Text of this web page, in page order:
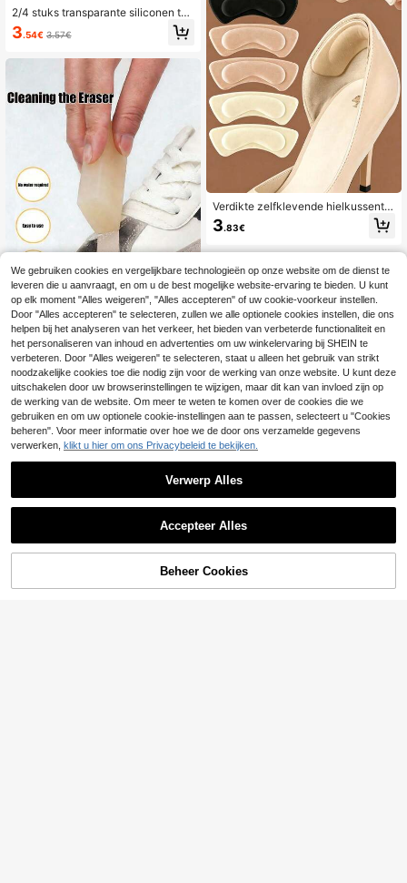
2/4 stuks transparante siliconen tee
nbeschermers, comfortabele pasvor
m, beschermen de tenen
3.54€ 3.57€
1 stuk rubberen gum, geschikt voor
het reinigen van suède schoenen, d
raagbare suède schoenreiniger, wat
erloze formule, geschikt voor het rei
nigen van fluweel, leer, sneakers en
witte schoenen, droogreiniging vlek
verwijdering, niet-schurend, ideale
keuze voor sneakerliefhebbers en s
choenliefhebbers. Reizen, reisbeno
digdheden, schoenmaker
3 .15€ 3.17€
tie, strand, reizen, voor mannen, vo
or vrouwen, vakantie, leuke spulle
n, Moederdagcadeau, slaapkamerd
ecoratie, tuin, keukendecoratie, zo
mer, strand, reisbenodigdheden, ka
merdecoratie, zacht, afstuderen, sc
hoenenrek, opbergoplossing, buite
n, tuin, reisbenodigdheden, draagba
ar, strandbenodigdheden, afstudeer
seizoen, diploma-uitreiking, afstude
erceremonie, afstudeercadeau, afst
udeergeschenk, afstudeercadeau,
afstudeergeschenk, gefeliciteerd af
gestudeerde, beste leerling, school
afmaken, afstudeerfeest
Verdikte zelfklevende hielkussentje
s, antislip schokabsorberende schui
mzolen, compatibel met hoge hakk
oenen. Zachte en comfortabele text
uur, vermindert voetvermoeidheid tij
dens lange wandelingen en staan, v
oorkomt uitglijden en blaren
3.83€
TOEVOEGEN AAN WINKELWAGEN
We gebruiken cookies en vergelijkbare technologieën op onze website om de dienst te
leveren die u aanvraagt, en om u de best mogelijke website-ervaring te bieden. U kunt
op elk moment "Alles weigeren", "Alles accepteren" of uw cookie-voorkeur instellen.
Door "Alles accepteren" te selecteren, zullen we alle optionele cookies instellen, die ons
helpen bij het analyseren van het verkeer, het bieden van verbeterde functionaliteit en
het personaliseren van inhoud en advertenties om uw winkelervaring bij SHEIN te
verbeteren. Door "Alles weigeren" te selecteren, staat u alleen het gebruik van strikt
noodzakelijke cookies toe die nodig zijn voor de werking van onze website. U kunt deze
uitschakelen door uw browserinstellingen te wijzigen, maar dit kan van invloed zijn op
de werking van de website. Om meer te weten te komen over de cookies die we
gebruiken en om uw optionele cookie-instellingen aan te passen, selecteert u "Cookies
beheren". Voor meer informatie over hoe we de door ons verzamelde gegevens
verwerken, klikt u hier om ons Privacybeleid te bekijken.
Verwerp Alles
Accepteer Alles
Beheer Cookies